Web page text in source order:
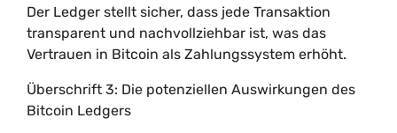
Der Ledger stellt sicher, dass jede Transaktion
transparent und nachvollziehbar ist, was das
Vertrauen in Bitcoin als Zahlungssystem erhöht.
Überschrift 3: Die potenziellen Auswirkungen des
Bitcoin Ledgers